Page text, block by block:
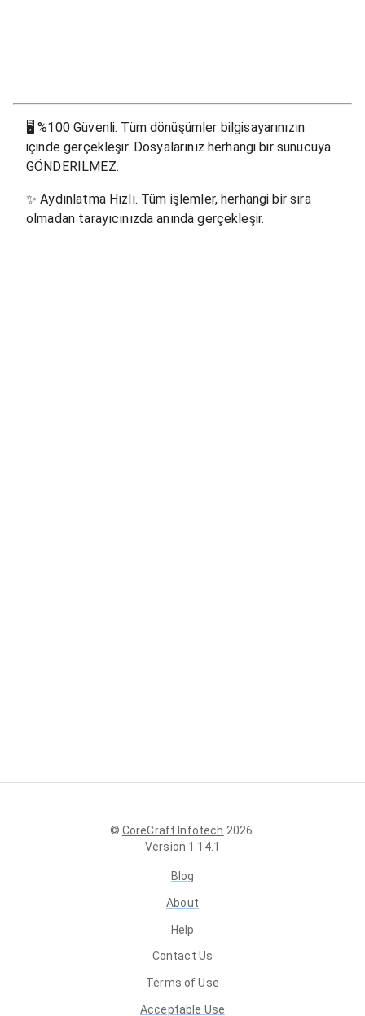
🖥%100 Güvenli. Tüm dönüşümler bilgisayarınızın
içinde gerçekleşir. Dosyalarınız herhangi bir sunucuya
GÖNDERİLMEZ.
✨Aydınlatma Hızlı. Tüm işlemler, herhangi bir sıra
olmadan tarayıcınızda anında gerçekleşir.
© CoreCraft Infotech 2026
Version 1.14.1
Blog
About
Help
Contact Us
Terms of Use
Acceptable Use